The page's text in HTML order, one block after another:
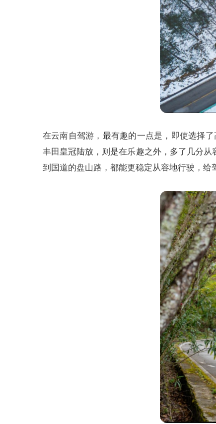
在云南自驾游，最有趣的一点是，即使选择
丰田皇冠陆放，则是在乐趣之外，多了几分
到国道的盘山路，都能更稳定从容地行驶，给